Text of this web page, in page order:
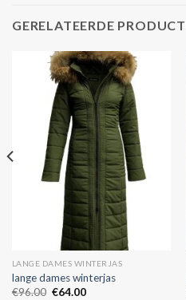
GERELATEERDE
LANGE DAMES WINTERJAS
lange dames winterjas
€96.00 €64.00